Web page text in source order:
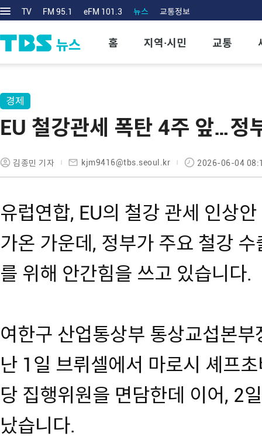
TV FM 95.1 eFM 101.3 뉴스 교통정보
홈 지역·시민 교통
경제
EU 철강관세 폭탄 4주 앞…정
김종민 기자 kjm9416@tbs.seoul.kr 2026-06-04
유럽연합, EU의 철강 관세 인상
가온 가운데, 정부가 주요 철강
를 위해 안간힘을 쓰고 있습니다.
여한구 산업통상부 통상교섭본
난 1일 브뤼셀에서 마로시 셰프
당 집행위원을 면담한데 이어, 2
났습니다.